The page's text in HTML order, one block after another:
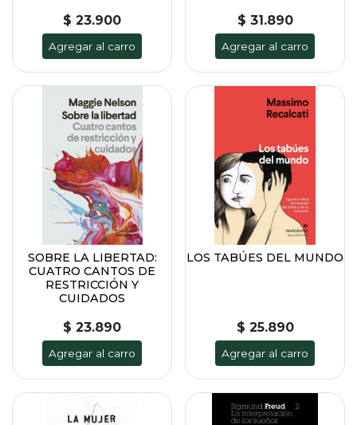
$ 23.900
Agregar al carro
$ 31.890
Agregar al carro
SOBRE LA LIBERTAD:
CUATRO CANTOS DE
RESTRICCIÓN Y
CUIDADOS
$ 23.890
Agregar al carro
LOS TABÚES DEL MUNDO
$ 25.890
Agregar al carro